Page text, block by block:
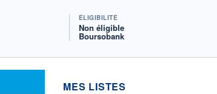
ÉLIGIBILITÉ
Non éligible
Boursobank
MES LISTES